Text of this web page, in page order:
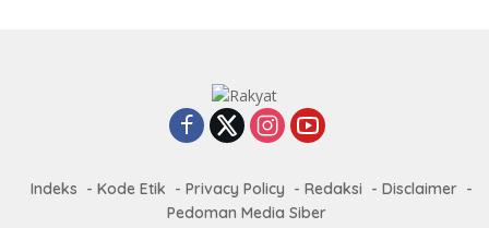
Indeks Kode Etik Privacy Policy Redaksi
Disclaimer
Pedoman Media Siber